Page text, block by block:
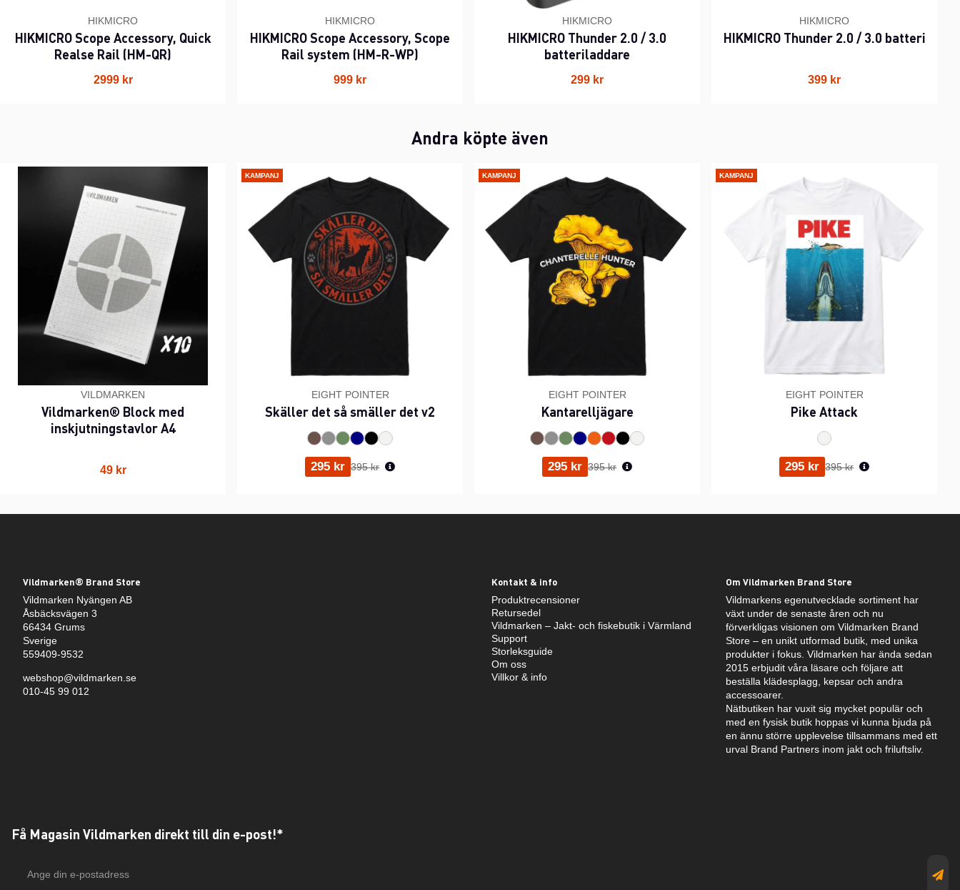
HIKMICRO
HIKMICRO Scope Accessory, Quick
Realse Rail (HM-QR)
2999 kr
HIKMICRO
HIKMICRO Scope Accessory, Scope
Rail system (HM-R-WP)
999 kr
HIKMICRO
HIKMICRO Thunder 2.0 / 3.0
batteriladdare
299 kr
HIKMICRO
HIKMICRO Thunder 2.0 / 3.0 batteri
399 kr
Andra köpte även
VILDMARKEN
Vildmarken® Block med
inskjutningstavlor A4
49 kr
KAMPANJ
EIGHT POINTER
Skäller det så smäller det v2
295 kr Ordinarie pris:
395 kr
KAMPANJ
EIGHT POINTER
Kantarelljägare
295 kr Ordinarie pris:
395 kr
KAMPANJ
EIGHT POINTER
Pike Attack
295 kr Ordinarie pris:
395 kr
Vildmarken® Brand Store
Vildmarken Nyängen AB
Åsbäcksvägen 3
66434 Grums
Sverige
559409-9532
webshop@vildmarken.se
010-45 99 012
Kontakt & info
Produktrecensioner
Retursedel
Vildmarken – Jakt- och fiskebutik i Värmland
Support
Storleksguide
Om oss
Villkor & info
Om Vildmarken Brand Store
Vildmarkens egenutvecklade sortiment har
växt under de senaste åren och nu
förverkligas visionen om Vildmarken Brand
Store – en unikt utformad butik, med unika
produkter i fokus. Vildmarken har ända sedan
2015 erbjudit våra läsare och följare att
beställa klädesplagg, kepsar och andra
accessoarer.
Nätbutiken har vuxit sig mycket populär och
med en fysisk butik hoppas vi kunna bjuda på
en ännu större upplevelse tillsammans med ett
urval Brand Partners inom jakt och friluftsliv.
Få Magasin Vildmarken direkt till din e-post!*
postadress